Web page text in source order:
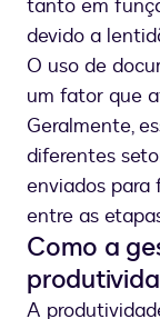
tanto em
devido a
O uso de
um fator que
Geralmente,
diferentes
enviados para
entre as
Como a
A